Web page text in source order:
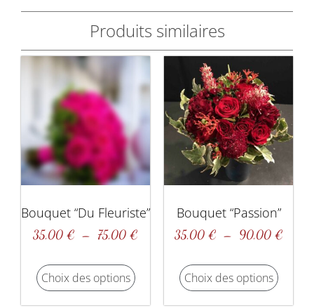
Produits similaires
Bouquet “Du Fleuriste”
35,00 € – 75,00 €
Choix des options
Bouquet “Passion”
35,00 € – 90,00 €
Choix des options